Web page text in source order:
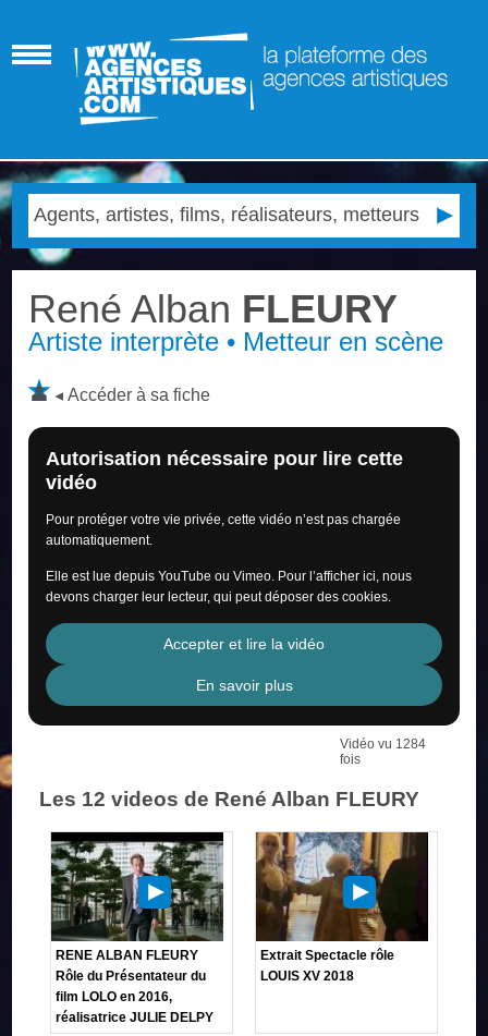
René Alban FLEURY
Artiste interprète • Metteur en scène
Accéder à sa fiche
Autorisation nécessaire pour lire cette
vidéo
Pour protéger votre vie privée, cette vidéo n’est pas chargée
automatiquement.
Elle est lue depuis YouTube ou Vimeo. Pour l’afficher ici, nous
devons charger leur lecteur, qui peut déposer des cookies.
Accepter et lire la vidéo
En savoir plus
Vidéo vu 1284
fois
Les 12 videos de René Alban FLEURY
RENE ALBAN FLEURY
Rôle du Présentateur du
film LOLO en 2016,
réalisatrice JULIE DELPY
Extrait Spectacle rôle
LOUIS XV 2018